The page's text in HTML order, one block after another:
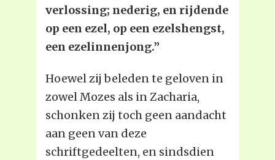
verlossing; nederig, en rijdende
op een ezel, op een ezelshengst,
een ezelinnenjong.”
Hoewel zij beleden te geloven in
zowel Mozes als in Zacharia,
schonken zij toch geen aandacht
aan geen van deze
schriftgedeelten, en sindsdien